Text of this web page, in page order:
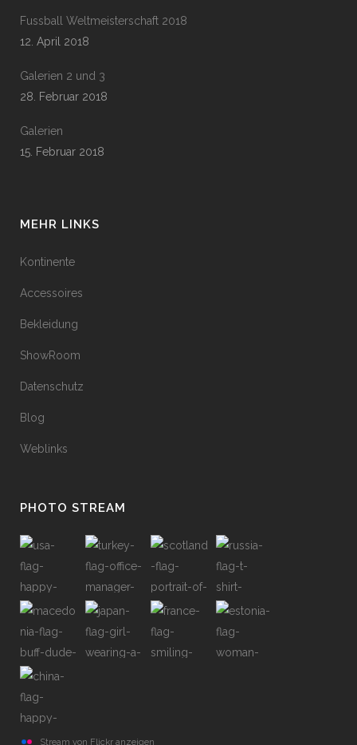
Fussball Weltmeisterschaft 2018
12. April 2018
Galerien 2 und 3
28. Februar 2018
Galerien
15. Februar 2018
MEHR LINKS
Kontinente
Accessoires
Bekleidung
ShowRoom
Datenschutz
Blog
Weblinks
PHOTO STREAM
Stream von Flickr anzeigen